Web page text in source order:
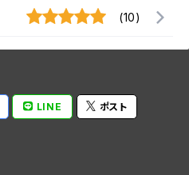
(10)
LINE ポスト